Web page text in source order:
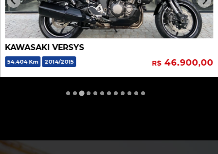
KAWASAKI VERSYS
54.404 Km 2014/2015 R$ 46.900,00